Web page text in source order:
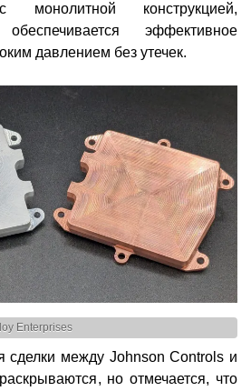
монолитной конструкцией,
эффективное
давлением без утечек.
Enterprises
сделки между Johnson Controls и
но отмечается, что